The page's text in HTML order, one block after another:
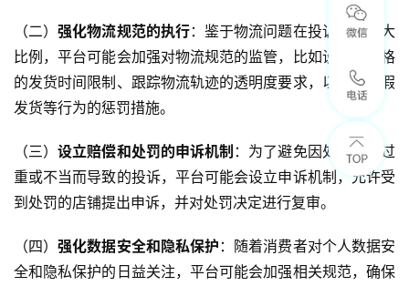
（二）强化物流规范的执行：鉴于物流问题在投诉中占较大
比例，平台可能会加强对物流规范的监管，比如设定更严格
的发货时间限制、跟踪物流轨迹的透明度要求，以及对虚假
发货等行为的惩罚措施。
（三）设立赔偿和处罚的申诉机制 ：为了避免因处罚措施过
重或不当而导致的投诉，平台可能会设立申诉机制，允许受
到处罚的店铺提出申诉，并对处罚决定进行复审。
（四）强化数据安全和隐私保护 ：随着消费者对个人数据安
全和隐私保护的日益关注，平台可能会加强相关规范，确保